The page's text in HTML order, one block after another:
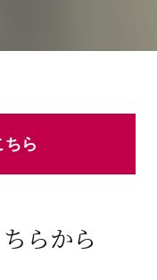
ちら
らから